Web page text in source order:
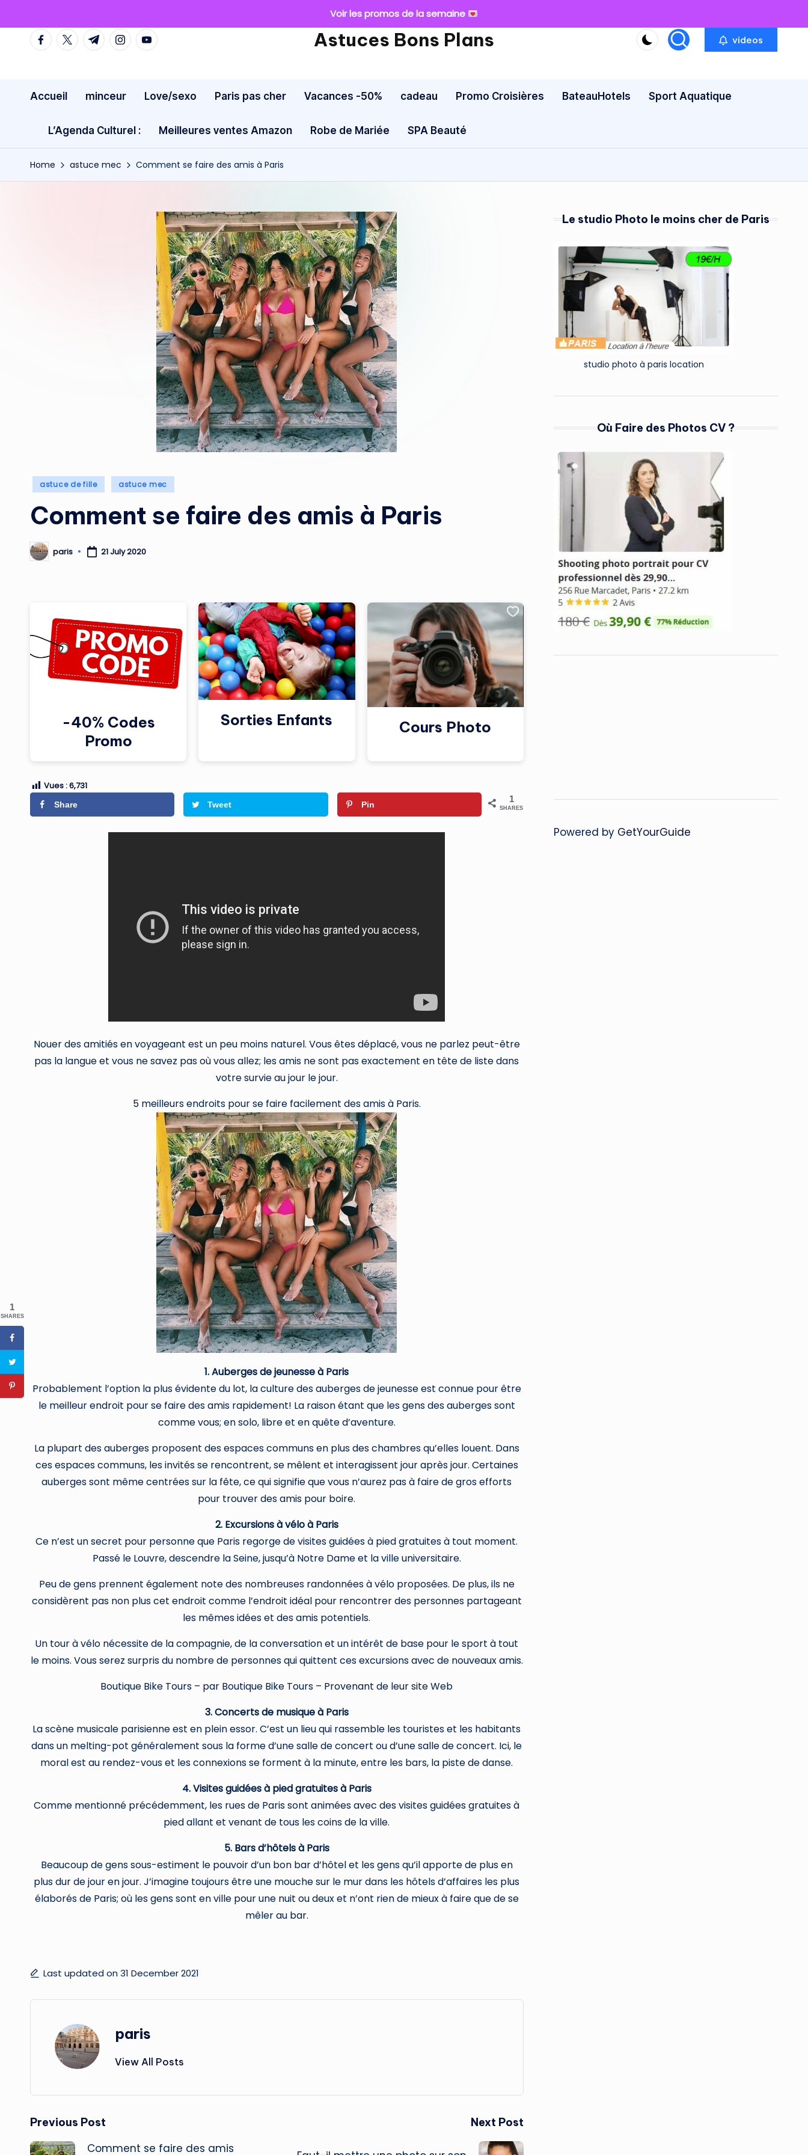
Skip
facebook.com
twitter.com
t.me instagram.com
youtube.com Astuces Bons Plans videos
Accueil minceur Love/sexo Paris pas cher Vacances -50% cadeau Promo Croisières BateauHotels Sport Aquatique
L’Agenda Culturel : Meilleures ventes Amazon Robe de Mariée SPA Beauté
Home astuce mec Comment se faire des amis à Paris
Posted
astuce de fille astuce mec
Comment se faire des amis à Paris
Posted
by
paris 21 July 2020
-40% Codes
Promo
Sorties Enfants Cours Photo
Vues :6,731
Share Tweet Pin
1
SHARES
Nouer des amitiés en voyageant est un peu moins naturel. Vous êtes déplacé, vous ne parlez peut-être
pas la langue et vous ne savez pas où vous allez; les amis ne sont pas exactement en tête de liste dans
votre survie au jour le jour.
5 meilleurs endroits pour se faire facilement des amis à Paris.
1. Auberges de jeunesse à Paris
Probablement l’option la plus évidente du lot, la culture des auberges de jeunesse est connue pour être
le meilleur endroit pour se faire des amis rapidement! La raison étant que les gens des auberges sont
comme vous; en solo, libre et en quête d’aventure.
La plupart des auberges proposent des espaces communs en plus des chambres qu’elles louent. Dans
ces espaces communs, les invités se rencontrent, se mêlent et interagissent jour après jour. Certaines
auberges sont même centrées sur la fête, ce qui signifie que vous n’aurez pas à faire de gros efforts
pour trouver des amis pour boire.
2. Excursions à vélo à Paris
Ce n’est un secret pour personne que Paris regorge de visites guidées à pied gratuites à tout moment.
Passé le Louvre, descendre la Seine, jusqu’à Notre Dame et la ville universitaire.
Peu de gens prennent également note des nombreuses randonnées à vélo proposées. De plus, ils ne
considèrent pas non plus cet endroit comme l’endroit idéal pour rencontrer des personnes partageant
les mêmes idées et des amis potentiels.
Un tour à vélo nécessite de la compagnie, de la conversation et un intérêt de base pour le sport à tout
le moins. Vous serez surpris du nombre de personnes qui quittent ces excursions avec de nouveaux amis.
Boutique Bike Tours – par Boutique Bike Tours – Provenant de leur site Web
3. Concerts de musique à Paris
La scène musicale parisienne est en plein essor. C’est un lieu qui rassemble les touristes et les habitants
dans un melting-pot généralement sous la forme d’une salle de concert ou d’une salle de concert. Ici, le
moral est au rendez-vous et les connexions se forment à la minute, entre les bars, la piste de danse.
4. Visites guidées à pied gratuites à Paris
Comme mentionné précédemment, les rues de Paris sont animées avec des visites guidées gratuites à
pied allant et venant de tous les coins de la ville.
5. Bars d’hôtels à Paris
Beaucoup de gens sous-estiment le pouvoir d’un bon bar d’hôtel et les gens qu’il apporte de plus en
plus dur de jour en jour. J’imagine toujours être une mouche sur le mur dans les hôtels d’affaires les plus
élaborés de Paris; où les gens sont en ville pour une nuit ou deux et n’ont rien de mieux à faire que de se
mêler au bar.
Last updated on 31 December 2021
paris
View All Posts
Post
Previous Post
Comment se faire des amis
Next Post
Le studio Photo le moins cher de Paris
studio photo à paris location
Où Faire des Photos CV ?
Powered by GetYourGuide
1
SHARES
Voir les promos de la semaine